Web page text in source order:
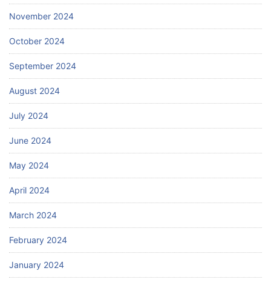
November 2024
October 2024
September 2024
August 2024
July 2024
June 2024
May 2024
April 2024
March 2024
February 2024
January 2024